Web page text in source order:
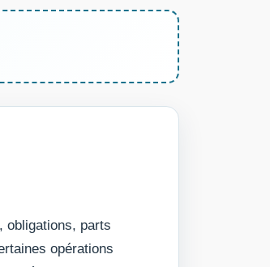
obligations, parts
opérations